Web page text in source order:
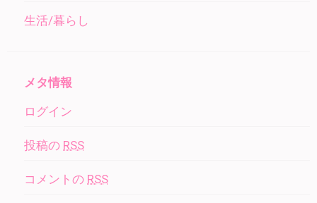
生活/暮らし
メタ情報
ログイン
投稿の RSS
コメントの RSS